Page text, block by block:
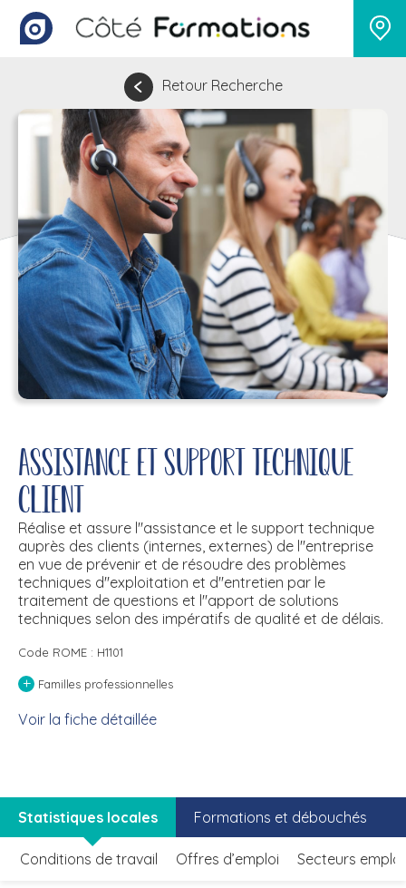
Retour Recherche
Assistance et support technique
client
Réalise et assure l''assistance et le support technique
auprès des clients (internes, externes) de l''entreprise
en vue de prévenir et de résoudre des problèmes
techniques d''exploitation et d''entretien par le
traitement de questions et l''apport de solutions
techniques selon des impératifs de qualité et de délais.
Code ROME : H1101
+ Familles professionnelles
Voir la fiche détaillée
Statistiques locales Formations et débouchés
Conditions de travail Offres d’emploi Secteurs